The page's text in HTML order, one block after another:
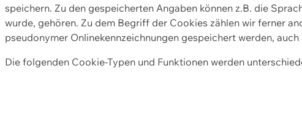
speichern. Zu den gespeicherten Angaben können z.B. die
wurde, gehören. Zu dem Begriff der Cookies zählen wir ferner
pseudonymer Onlinekennzeichnungen gespeichert werden,
Die folgenden Cookie-Typen und Funktionen werden